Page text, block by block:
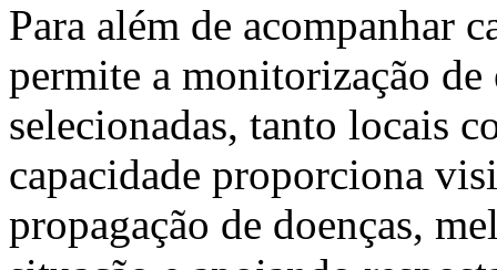
Para além de acompanhar
permite a monitorização de
selecionadas, tanto locais
capacidade proporciona
propagação de doenças,